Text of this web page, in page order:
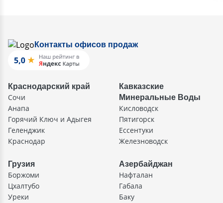
Контакты офисов продаж
Краснодарский край
Сочи
Анапа
Горячий Ключ и Адыгея
Геленджик
Краснодар
Кавказские
Минеральные Воды
Кисловодск
Пятигорск
Ессентуки
Железноводск
Грузия
Боржоми
Цхалтубо
Уреки
Азербайджан
Нафталан
Габала
Баку